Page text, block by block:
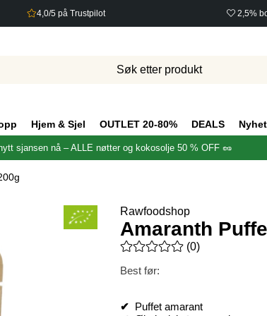
4,0/5 på Trustpilot 2,5%
Hjem & Sjel OUTLET 20-80% DEALS
sjansen nå – ALLE nøtter og kokosolje 50 % OFF 🥜
Rawfoodshop
Amaranth
Gjennomsnittlig rangering 0
(0)
Best før:
✔ Puffet amarant